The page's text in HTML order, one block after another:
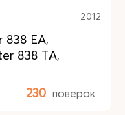
2012
EA,
838 TA,
230 поверок